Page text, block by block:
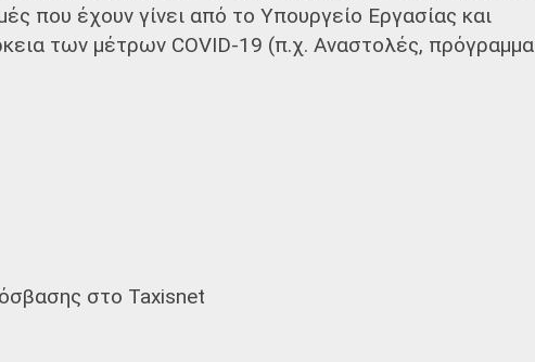
που έχουν γίνει από το Υπουργείο Εργασίας και
των μέτρων COVID-19 (π.χ. Αναστολές, πρόγραμμα
στο Taxisnet